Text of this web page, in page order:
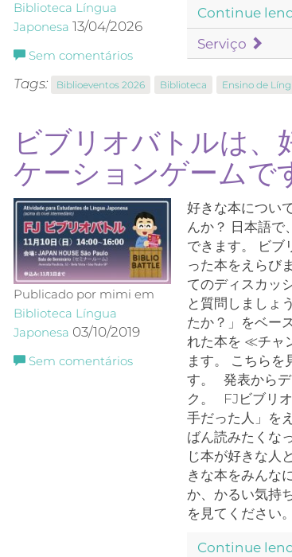
Biblioteca Língua
Japonesa 13/04/2026
Sem comentários
Continue
Serviço
Tags: Biblioeventos 2026 Biblioteca Ensino de
ビブリオバトルは、
ケーションゲームで
Publicado por mimi em
Biblioteca Língua
Japonesa 03/10/2019
Sem comentários
好きな本につい
んか？ 日本語で
できます。 ビ
った本をえらび
てのディスカッ
と質問しましょ
たか？」をベー
れた本を ≪チャ
ます。 こちらを
す。 発表からデ
ク。 FJビブリ
手だった人」を
ばん読みたくな
じ本が好きな人
きな本をみんな
か、かるい気持
を見てください
Continue